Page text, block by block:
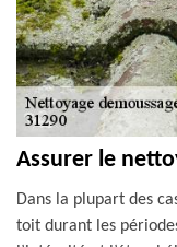
Assurer le
Dans la plupart des
toit durant les